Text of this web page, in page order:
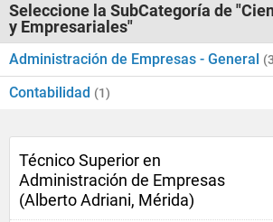
Seleccione la SubCategoría de
y Empresariales"
Administración de Empresas - General
Contabilidad (1)
Técnico Superior en
Administración de Empresas
(Alberto Adriani, Mérida)